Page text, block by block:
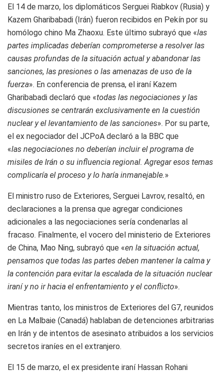
El 14 de marzo, los diplomáticos Serguei Riabkov (Rusia) y
Kazem Gharibabadi (Irán) fueron recibidos en Pekín por su
homólogo chino Ma Zhaoxu. Este último subrayó que «las
partes implicadas deberían comprometerse a resolver las
causas profundas de la situación actual y abandonar las
sanciones, las presiones o las amenazas de uso de la
fuerza». En conferencia de prensa, el iraní Kazem
Gharibabadi declaró que «todas las negociaciones y las
discusiones se centrarán exclusivamente en la cuestión
nuclear y el levantamiento de las sanciones». Por su parte,
el ex negociador del JCPoA declaró a la BBC que
«las negociaciones no deberían incluir el programa de
misiles de Irán o su influencia regional. Agregar esos temas
complicaría el proceso y lo haría inmanejable.»
El ministro ruso de Exteriores, Serguei Lavrov, resaltó, en
declaraciones a la prensa que agregar condiciones
adicionales a las negociaciones sería condenarlas al
fracaso. Finalmente, el vocero del ministerio de Exteriores
de China, Mao Ning, subrayó que «en la situación actual,
pensamos que todas las partes deben mantener la calma y
la contención para evitar la escalada de la situación nuclear
iraní y no ir hacia el enfrentamiento y el conflicto».
Mientras tanto, los ministros de Exteriores del G7, reunidos
en La Malbaie (Canadá) hablaban de detenciones arbitrarias
en Irán y de intentos de asesinato atribuidos a los servicios
secretos iraníes en el extranjero.
El 15 de marzo, el ex presidente iraní Hassan Rohani